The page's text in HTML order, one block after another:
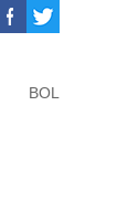
BOL